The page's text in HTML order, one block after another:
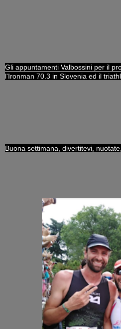
Gli appuntamenti Valbossini per il
l'Ironman 70.3 in Slovenia ed il
Buona settimana, divertitevi,